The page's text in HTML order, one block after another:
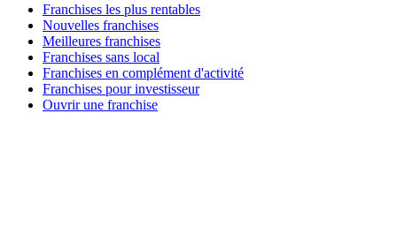
Franchises les plus rentables
Nouvelles franchises
Meilleures franchises
Franchises sans local
Franchises en complément d'activité
Franchises pour investisseur
Ouvrir une franchise